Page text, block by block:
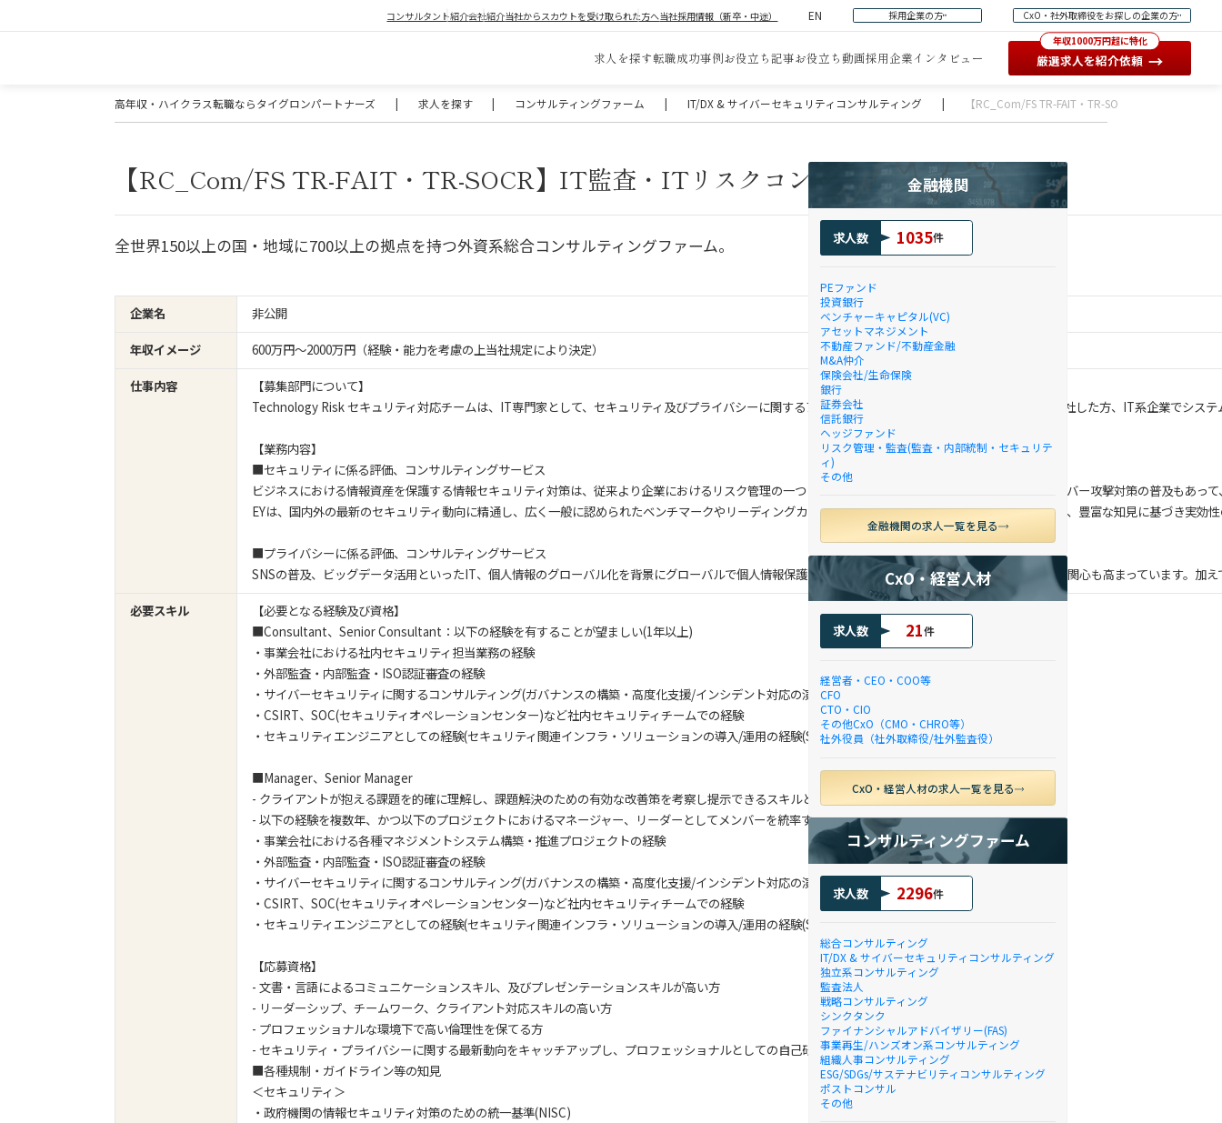
コンサルタント紹介会社紹介当社からスカウトを受け取られた方へ当社採用情報（新卒・中途） EN 採用企業の方 CxO・社外取締役をお探しの企業の方
求人を探す転職成功事例お役立ち記事お役立ち動画採用企業インタビュー
年収1000万円超に特化
厳選求人を紹介依頼 →
高年収・ハイクラス転職ならタイグロンパートナーズ | 求人を探す | コンサルティングファーム | IT/DX & サイバーセキュリティコンサルティング | 【RC_Com/FS TR-FAIT・TR-SOCR】IT監査・ITリ
【RC_Com/FS TR-FAIT・TR-SOCR】IT監査・ITリスクコンサルタント(東京）
全世界150以上の国・地域に700以上の拠点を持つ外資系総合コンサルティングファーム。
企業名
非公開
年収イメージ
600万円〜2000万円（経験・能力を考慮の上当社規定により決定）
仕事内容
【募集部門について】
Technology Risk セキュリティ対応チームは、IT専門家として、セキュリティ及びプライバシーに関するアドバイザリー業務を行なっています。新卒で入社した方、IT系企業でシ
【業務内容】
■セキュリティに係る評価、コンサルティングサービス
ビジネスにおける情報資産を保護する情報セキュリティ対策は、従来より企業におけるリスク管理の一つとして位置づけられていましたが、最近ではサイバー攻撃対策の普及も
EYは、国内外の最新のセキュリティ動向に精通し、広く一般に認められたベンチマークやリーディングカンパニーの施策からクライアントの課題を特定し、豊富な知見に基づき実効
■プライバシーに係る評価、コンサルティングサービス
SNSの普及、ビッグデータ活用といったIT、個人情報のグローバル化を背景にグローバルで個人情報保護、プライバシーに関する規制強化が進み、世論の関心も高まっています。
必要スキル
【必要となる経験及び資格】
■Consultant、Senior Consultant：以下の経験を有することが望ましい(1年以上)
・事業会社における社内セキュリティ担当業務の経験
・外部監査・内部監査・ISO認証審査の経験
・サイバーセキュリティに関するコンサルティング(ガバナンスの
・CSIRT、SOC(セキュリティオペレーションセンター)など社内セキュリティチームでの経験
・セキュリティエンジニアとしての経験(セキュリティ関連インフラ・ソリュ
■Manager、Senior Manager
- クライアントが抱える課題を的確に理解し、課題解決のための有効な改善策を考察し提示できるスキルと経験
- 以下の経験を複数年、かつ以下のプロジェクトにおけるマネージャー、リーダーとしてメンバーを統率する経験(3年以上)
・事業会社における各種マネジメントシステム構築・推進プロジェクトの経験
・外部監査・内部監査・ISO認証審査の経験
・サイバーセキュリティに関するコンサルティング(ガバナンスの
・CSIRT、SOC(セキュリティオペレーションセンター)など社内セキュリティチームでの経験
・セキュリティエンジニアとしての経験(セキュリティ関連インフラ・ソリューションの導入/運用の経験(SIEM、MDM、EDR、DLP、WAF等))
【応募資格】
- 文書・言語によるコミュニケーションスキル、及びプレゼンテーションスキルが高い方
- リーダーシップ、チームワーク、クライアント対応スキルの高い方
- プロフェッショナルな環境下で高い倫理性を保てる方
- セキュリティ・プライバシーに関する最新動向をキャッチアップし、プロフェッショナルとしての自己研鑽を継続できる方
■各種規制・ガイドライン等の知見
＜セキュリティ＞
・政府機関の情報セキュリティ対策のための統一基準(NISC)
金融機関
求人数 1035件
PEファンド
投資銀行
ベンチャーキャピタル(VC)
アセットマネジメント
不動産ファンド/不動産金融
M&A仲介
保険会社/生命保険
銀行
証券会社
信託銀行
ヘッジファンド
リスク管理・監査(監査・内部統制・セキュリテ
ィ)
その他
金融機関の求人一覧を見る
CxO・経営人材
求人数 21件
経営者・CEO・COO等
CFO
CTO・CIO
その他CxO（CMO・CHRO等）
社外役員（社外取締役/社外監査役）
CxO・経営人材の求人一覧を見る
コンサルティングファーム
求人数 2296件
総合コンサルティング
IT/DX & サイバーセキュリティコンサルティング
独立系コンサルティング
監査法人
戦略コンサルティング
シンクタンク
ファイナンシャルアドバイザリー(FAS)
事業再生/ハンズオン系コンサルティング
組織人事コンサルティング
ESG/SDGs/サステナビリティコンサルティング
ポストコンサル
その他